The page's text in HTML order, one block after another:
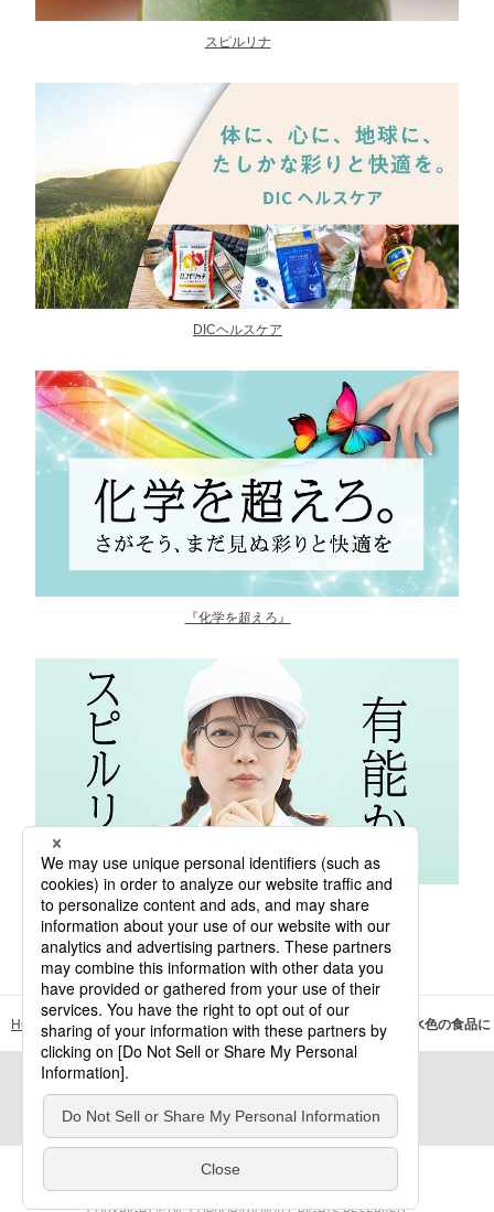
スピルリナ
DICヘルスケア
『化学を超えろ』
『DIC岡里帆の研究室』スピルリナ篇
HOME スペシャルコンテンツ こんなところに! DIC 青や水色の食品
このページをシェア：
シェア